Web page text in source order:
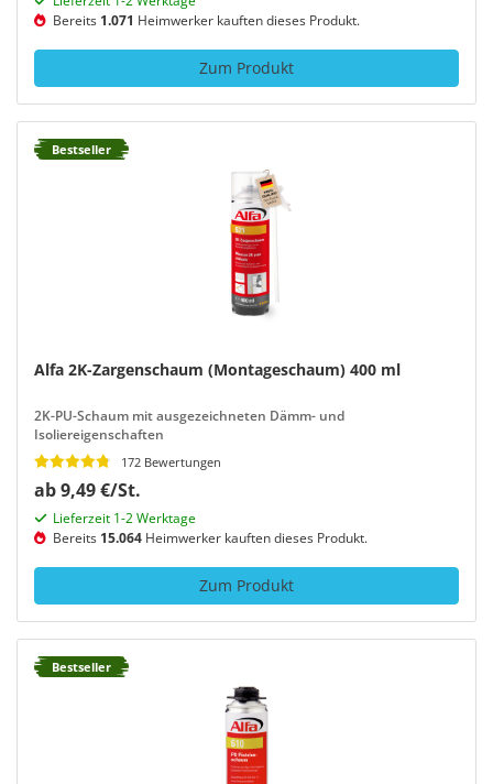
Bereits 1.071 Heimwerker kauften dieses Produkt.
Zum Produkt
Bestseller
Alfa 2K-Zargenschaum (Montageschaum) 400 ml
2K-PU-Schaum mit ausgezeichneten Dämm- und
Isoliereigenschaften
172 Bewertungen
ab 9,49 €/St.
Lieferzeit 1-2 Werktage
Bereits 15.064 Heimwerker kauften dieses Produkt.
Zum Produkt
Bestseller